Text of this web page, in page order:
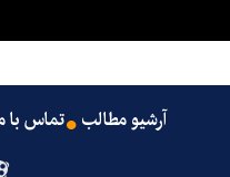
آرشیو مطالب تماس با